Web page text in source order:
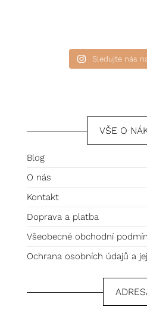
Sledujte nás
VŠE O
Blog
O nás
Kontakt
Doprava a platba
Všeobecné obchodní
Ochrana osobních údajů a